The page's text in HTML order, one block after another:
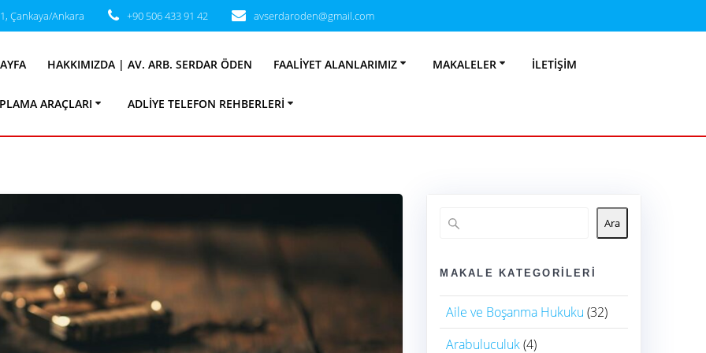
Çankaya/Ankara +90 506 433 91 42 avserdaroden@gmail.com
HAKKIMIZDA | AV. ARB. SERDAR ÖDEN FAALIYET ALANLARIMIZ MAKALELER İLETIŞIM
ARAÇLARI ADLIYE TELEFON REHBERLERI
Ticaret Hukuku
Ara
MAKALE KATEGORILERI
Aile ve Boşanma Hukuku (32)
Arabuluculuk(4)